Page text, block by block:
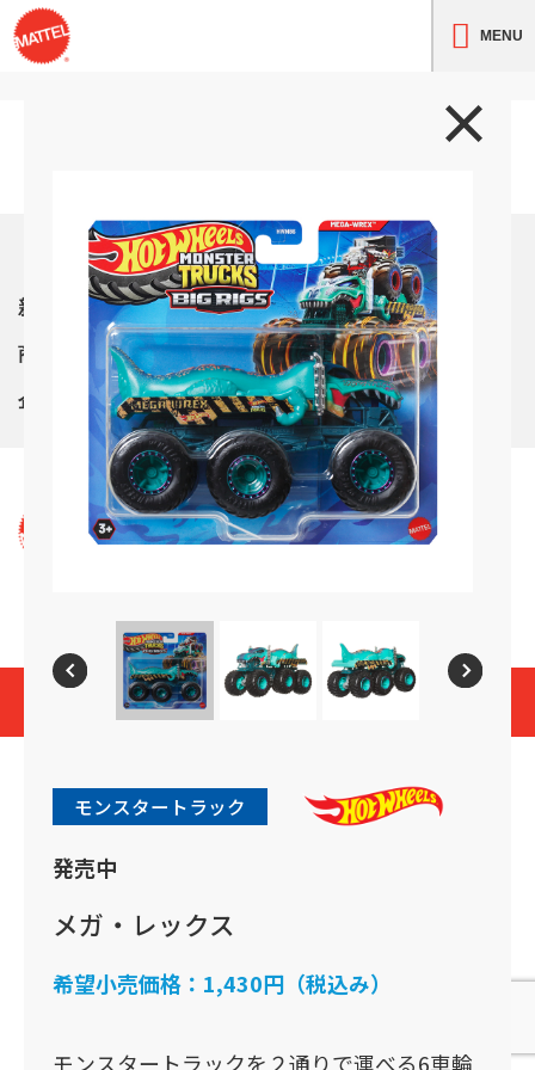
MENU
モンスタートラック
発売中
メガ・レックス
希望小売価格： 1,430円（税込み）
モンスタートラックを２通りで運べる6車輪
新着情報
商品紹介
企業情報
サイト利用条件
プライバシーポリシー
© 2026 Mattel. All Rights Reserved.
page top